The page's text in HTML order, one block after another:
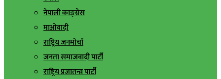
नेपाली काङ्ग्रेस
माओवादी
राष्ट्रिय जनमोर्चा
जनता समाजवादी पार्टी
राष्ट्रिय प्रजातन्त्र पार्टी